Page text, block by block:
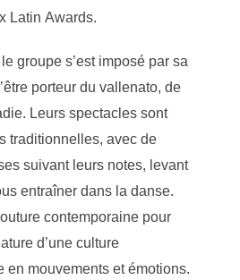
Latin Awards.
groupe s’est imposé par sa
porteur du vallenato, de
Leurs spectacles sont
traditionnelles, avec de
suivant leurs notes, levant
entraîner dans la danse.
contemporaine pour
d’une culture
en mouvements et émotions.